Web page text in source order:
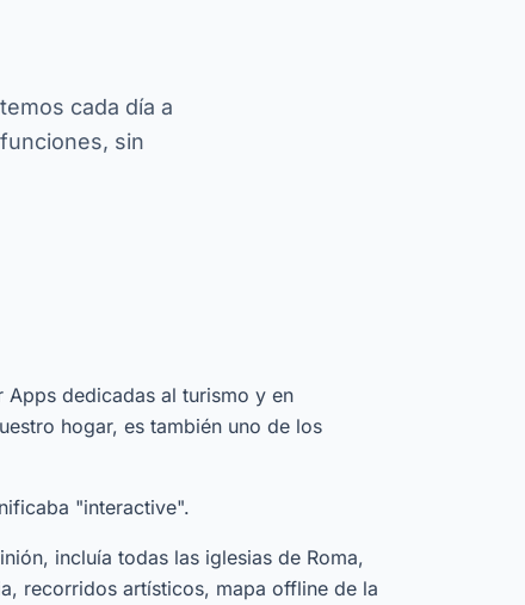
cada día a
sin
Apps dedicadas al turismo y en
hogar, es también uno de los
"interactive".
incluía todas las iglesias de Roma,
recorridos artísticos, mapa offline de la